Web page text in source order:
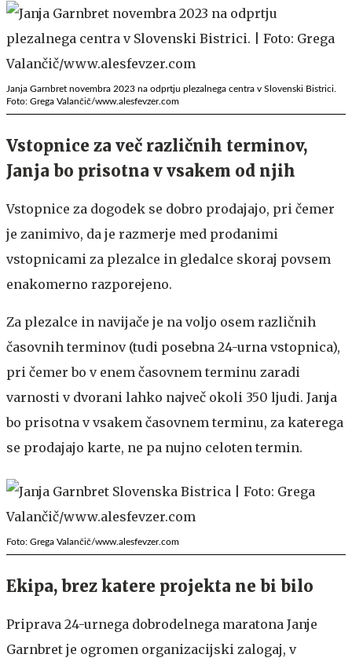
Janja Garnbret novembra 2023 na odprtju plezalnega centra v Slovenski Bistrici.
Foto: Grega Valančič/www.alesfevzer.com
Vstopnice za več različnih terminov,
Janja bo prisotna v vsakem od njih
Vstopnice za dogodek se dobro prodajajo, pri čemer
je zanimivo, da je razmerje med prodanimi
vstopnicami za plezalce in gledalce skoraj povsem
enakomerno razporejeno.
Za plezalce in navijače je na voljo osem različnih
časovnih terminov (tudi posebna 24-urna vstopnica),
pri čemer bo v enem časovnem terminu zaradi
varnosti v dvorani lahko največ okoli 350 ljudi. Janja
bo prisotna v vsakem časovnem terminu, za katerega
se prodajajo karte, ne pa nujno celoten termin.
Foto: Grega Valančič/www.alesfevzer.com
Ekipa, brez katere projekta ne bi bilo
Priprava 24-urnega dobrodelnega maratona Janje
Garnbret je ogromen organizacijski zalogaj, v